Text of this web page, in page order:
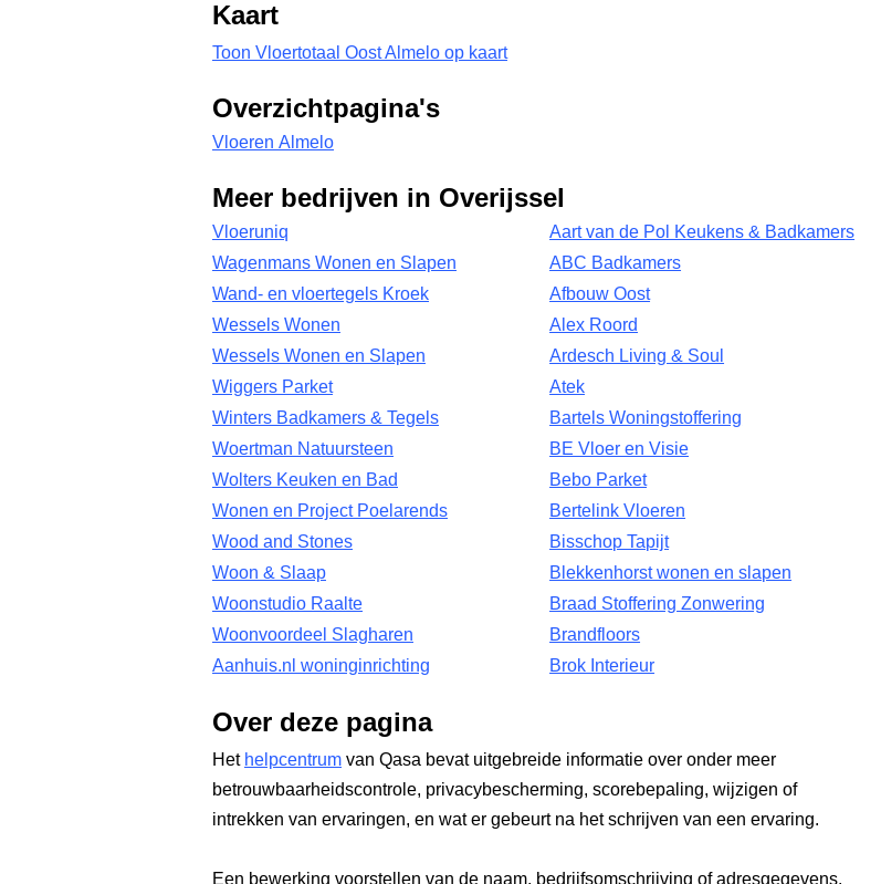
Kaart
Toon Vloertotaal Oost Almelo op kaart
Overzichtpagina's
Vloeren Almelo
Meer bedrijven in Overijssel
Vloeruniq
Wagenmans Wonen en Slapen
Wand- en vloertegels Kroek
Wessels Wonen
Wessels Wonen en Slapen
Wiggers Parket
Winters Badkamers & Tegels
Woertman Natuursteen
Wolters Keuken en Bad
Wonen en Project Poelarends
Wood and Stones
Woon & Slaap
Woonstudio Raalte
Woonvoordeel Slagharen
Aanhuis.nl woninginrichting
Aart van de Pol Keukens & Badkamers
ABC Badkamers
Afbouw Oost
Alex Roord
Ardesch Living & Soul
Atek
Bartels Woningstoffering
BE Vloer en Visie
Bebo Parket
Bertelink Vloeren
Bisschop Tapijt
Blekkenhorst wonen en slapen
Braad Stoffering Zonwering
Brandfloors
Brok Interieur
Over deze pagina
Het helpcentrum van Qasa bevat uitgebreide informatie over onder meer
betrouwbaarheidscontrole, privacybescherming, scorebepaling, wijzigen of
intrekken van ervaringen, en wat er gebeurt na het schrijven van een ervaring.
Een bewerking voorstellen van de naam, bedrijfsomschrijving of adresgegevens.